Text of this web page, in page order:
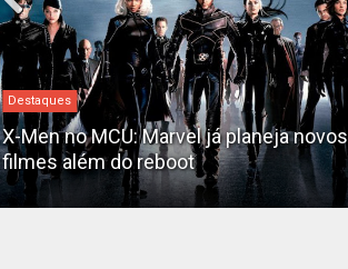
Destaques
David Jonsson é anunciado como o
novo Pantera Negra em 'Pantera Negra
3'